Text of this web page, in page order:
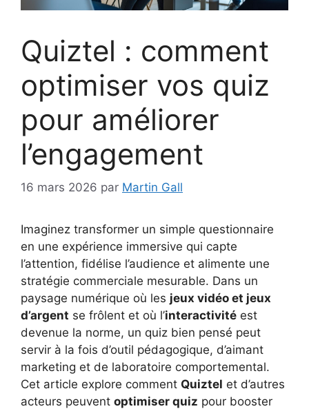
Quiztel : comment
optimiser vos quiz
pour améliorer
l’engagement
16 mars 2026 par Martin Gall
Imaginez transformer un simple questionnaire
en une expérience immersive qui capte
l’attention, fidélise l’audience et alimente une
stratégie commerciale mesurable. Dans un
paysage numérique où les jeux vidéo et jeux
d’argent se frôlent et où l’interactivité est
devenue la norme, un quiz bien pensé peut
servir à la fois d’outil pédagogique, d’aimant
marketing et de laboratoire comportemental.
Cet article explore comment Quiztel et d’autres
acteurs peuvent optimiser quiz pour booster